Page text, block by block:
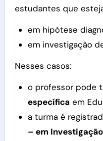
estudantes que
em hipótese
em investigação
Nesses casos:
o professor pode
específica em
a turma é
– em Investigação